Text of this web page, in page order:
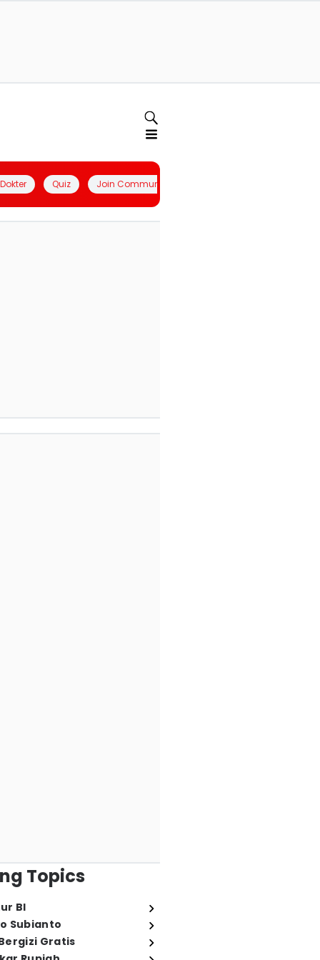
Quiz Join Community
Topics
BI
Subianto
Gratis